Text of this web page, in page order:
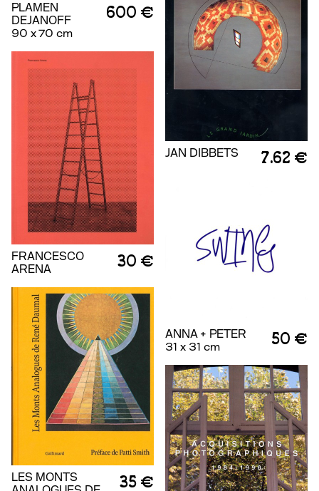
PLAMEN
DEJANOFF
90 x 70 cm
600 €
JAN DIBBETS 7.62 €
FRANCESCO
ARENA
30 €
ANNA + PETER
31 x 31 cm
50 €
LES MONTS
35 €